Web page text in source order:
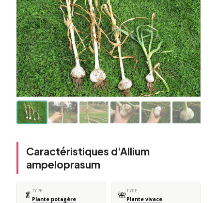
Caractéristiques d'Allium
ampeloprasum
🥬 TYPE
Plante potagère 🌺TYPE
Plante vivace